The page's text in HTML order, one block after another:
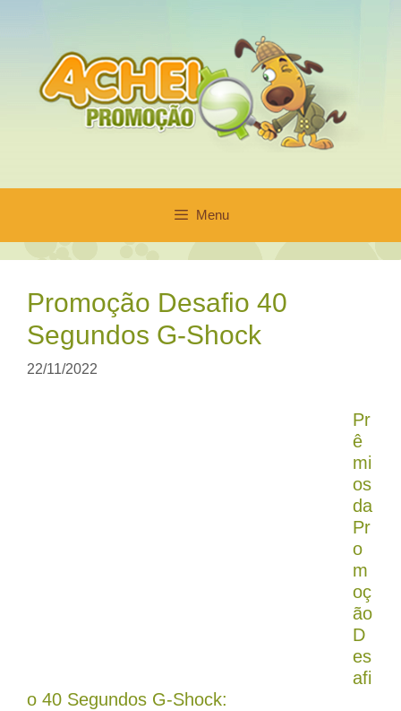
conteúdo
Menu
Promoção Desafio 40
Segundos G-Shock
22/11/2022
Pr
ê
mi
os
da
Pr
o
m
oç
ão
D
es
afi
o 40 Segundos G-Shock: